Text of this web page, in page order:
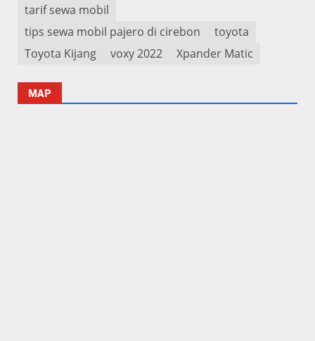
tarif sewa mobil
tips sewa mobil pajero di cirebon
toyota
Toyota Kijang
voxy 2022 Xpander Matic
MAP